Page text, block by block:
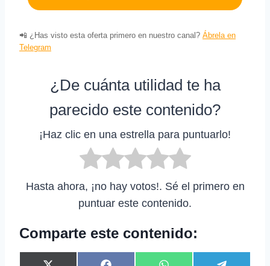
📲 ¿Has visto esta oferta primero en nuestro canal? Ábrela en
Telegram
¿De cuánta utilidad te ha
parecido este contenido?
¡Haz clic en una estrella para puntuarlo!
Hasta ahora, ¡no hay votos!. Sé el primero en
puntuar este contenido.
Comparte este contenido: